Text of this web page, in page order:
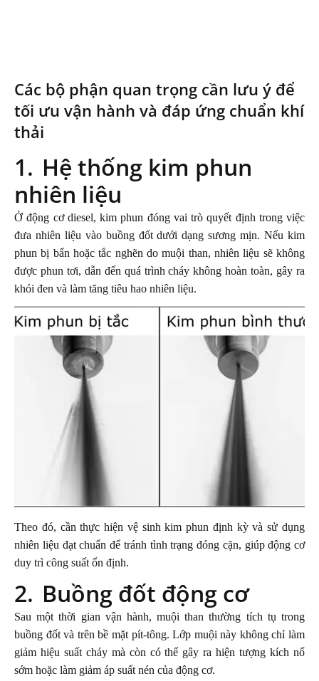
Các bộ phận quan trọng cần lưu ý để
tối ưu vận hành và đáp ứng chuẩn khí
thải
1. Hệ thống kim phun
nhiên liệu
Ở động cơ diesel, kim phun đóng vai trò quyết định trong việc
đưa nhiên liệu vào buồng đốt dưới dạng sương mịn. Nếu kim
phun bị bẩn hoặc tắc nghẽn do muội than, nhiên liệu sẽ không
được phun tơi, dẫn đến quá trình cháy không hoàn toàn, gây ra
khói đen và làm tăng tiêu hao nhiên liệu.
Theo đó, cần thực hiện vệ sinh kim phun định kỳ và sử dụng
nhiên liệu đạt chuẩn để tránh tình trạng đóng cặn, giúp động cơ
duy trì công suất ổn định.
2. Buồng đốt động cơ
Sau một thời gian vận hành, muội than thường tích tụ trong
buồng đốt và trên bề mặt pít-tông. Lớp muội này không chỉ làm
giảm hiệu suất cháy mà còn có thể gây ra hiện tượng kích nổ
sớm hoặc làm giảm áp suất nén của động cơ.